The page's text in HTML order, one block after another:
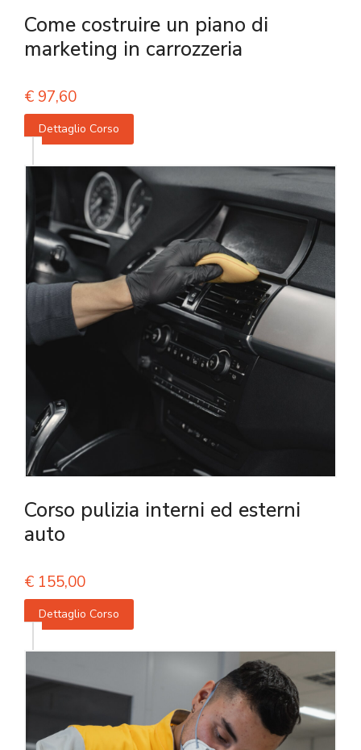
Come costruire un piano di
marketing in carrozzeria
€ 97,60
Dettaglio Corso
Corso pulizia interni ed esterni
auto
€ 155,00
Dettaglio Corso